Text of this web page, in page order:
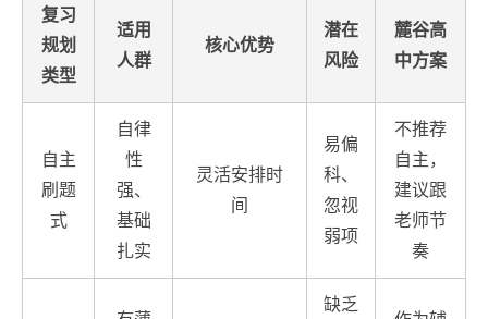
复习
规划
类型
适用
人群
核心优势
潜在
风险
麓谷高
中方案
自主
刷题
式
自律
性
强、
基础
扎实
灵活安排时
间
易偏
科、
忽视
弱项
不推荐
自主，
建议跟
老师节
奏
缺乏